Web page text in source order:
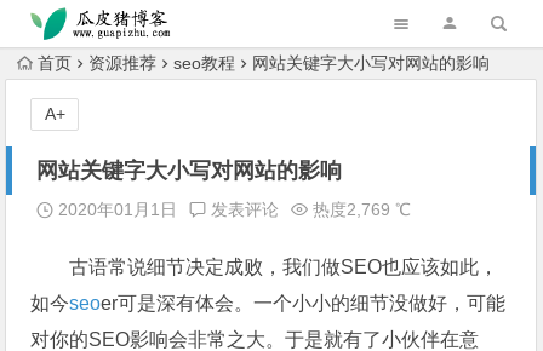
跳转到主内容
首页 资源推荐 seo教程 网站关键字大小写对网站的影响
网站关键字大小写对网站的影响
2020年01月1日 发表评论 热度2,769 ℃
古语常说细节决定成败，我们做SEO也应该如此，
如今seoer可是深有体会。一个小小的细节没做好，可能
对你的SEO影响会非常之大。于是就有了小伙伴在意
A+